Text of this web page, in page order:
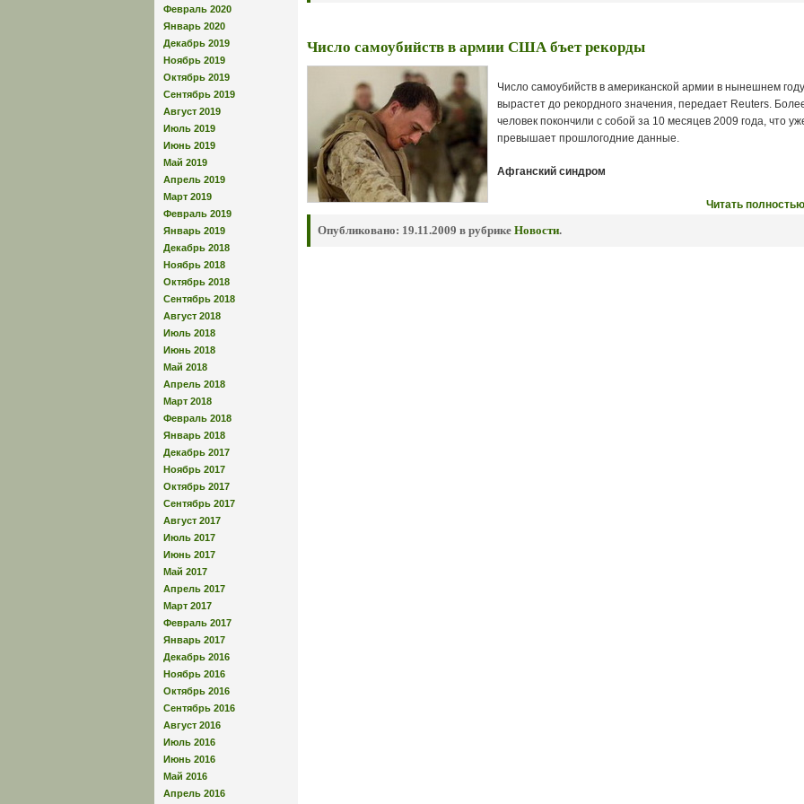
Февраль 2020
Январь 2020
Декабрь 2019
Ноябрь 2019
Октябрь 2019
Сентябрь 2019
Август 2019
Июль 2019
Июнь 2019
Май 2019
Апрель 2019
Март 2019
Февраль 2019
Январь 2019
Декабрь 2018
Ноябрь 2018
Октябрь 2018
Сентябрь 2018
Август 2018
Июль 2018
Июнь 2018
Май 2018
Апрель 2018
Март 2018
Февраль 2018
Январь 2018
Декабрь 2017
Ноябрь 2017
Октябрь 2017
Сентябрь 2017
Август 2017
Июль 2017
Июнь 2017
Май 2017
Апрель 2017
Март 2017
Февраль 2017
Январь 2017
Декабрь 2016
Ноябрь 2016
Октябрь 2016
Сентябрь 2016
Август 2016
Июль 2016
Июнь 2016
Май 2016
Апрель 2016
Число самоубийств в армии США бъет рекорды
Число самоубийств в американской армии в нынешнем году
вырастет до рекордного значения, передает Reuters.
человек покончили с собой за 10 месяцев 2009 года, что
превышает прошлогодние данные.
Афганский синдром
Читать
Опубликовано: 19.11.2009 в рубрике Новости.